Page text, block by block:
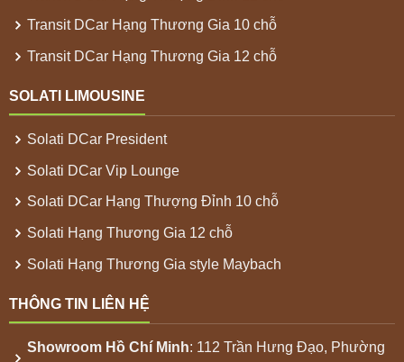
Transit DCar Hạng Thương Gia 10 chỗ
Transit DCar Hạng Thương Gia 12 chỗ
SOLATI LIMOUSINE
Solati DCar President
Solati DCar Vip Lounge
Solati DCar Hạng Thượng Đỉnh 10 chỗ
Solati Hạng Thương Gia 12 chỗ
Solati Hạng Thương Gia style Maybach
THÔNG TIN LIÊN HỆ
Showroom Hồ Chí Minh: 112 Trần Hưng Đạo, Phường